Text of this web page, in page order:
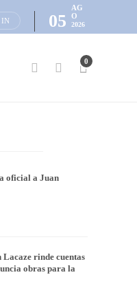
IN 05
AG
O
2026
0
oficial a Juan
rinde cuentas
obras para la